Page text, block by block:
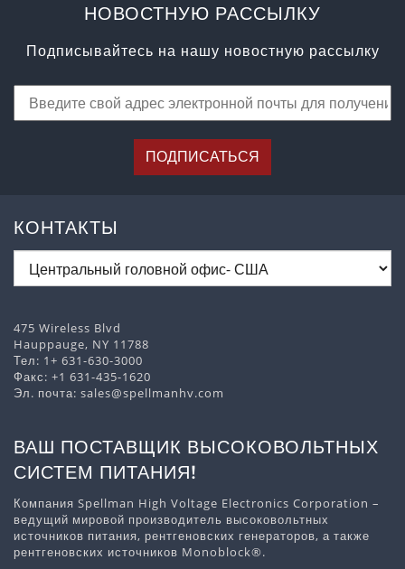
НОВОСТНУЮ РАССЫЛКУ
Подписывайтесь на нашу новостную рассылку
ПОДПИСАТЬСЯ
КОНТАКТЫ
475 Wireless Blvd
Hauppauge, NY 11788
Тел: 1+ 631-630-3000
Факс: +1 631-435-1620
Эл. почта: sales@spellmanhv.com
ВАШ ПОСТАВЩИК ВЫСОКОВОЛЬТНЫХ
СИСТЕМ ПИТАНИЯ!
Компания Spellman High Voltage Electronics Corporation –
ведущий мировой производитель высоковольтных
источников питания, рентгеновских генераторов, а также
рентгеновских источников Monoblock®.